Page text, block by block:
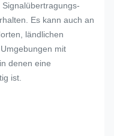
Es kann auch an
ländlichen
mit
denen eine
ist.